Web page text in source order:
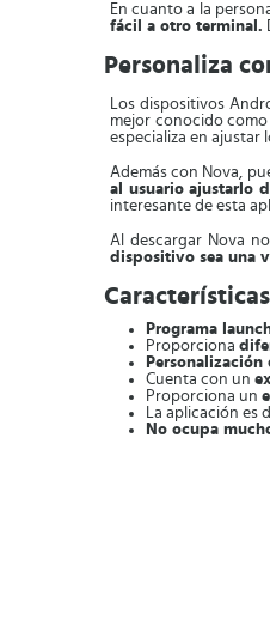
En cuanto a la
fácil a otro terminal.
Personaliza
Los dispositivos
mejor conocido
especializa en ajustar
Además con Nova,
al usuario ajustarlo
interesante de esta
Al descargar Nova
dispositivo sea una
Programa
Proporciona
Cuenta con un
Proporciona un
La aplicación es
No ocupa
Disfruta de una